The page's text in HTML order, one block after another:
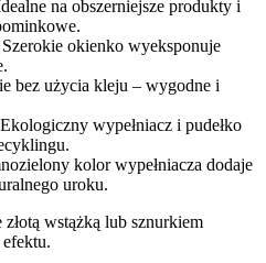
na obszerniejsze produkty i
Szerokie okienko wyeksponuje
bez użycia kleju – wygodne i
Ekologiczny wypełniacz i pudełko
kolor wypełniacza dodaje
uroku.
wstążką lub sznurkiem